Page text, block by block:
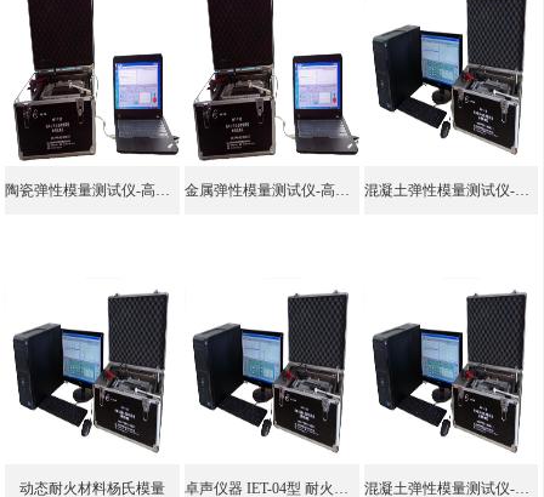
陶瓷弹性模量测试仪-高端陶瓷弹性模量测试仪 金属弹性模量测试仪-高端金属弹性模量测试仪 混凝土弹性模量测试仪-动弹模测定仪
动态耐火材料杨氏模量 卓声仪器 IET-04型 耐火材料弹性模量测试仪 脉冲激振法 共振法 混凝土弹性模量测试仪-动弹仪直销